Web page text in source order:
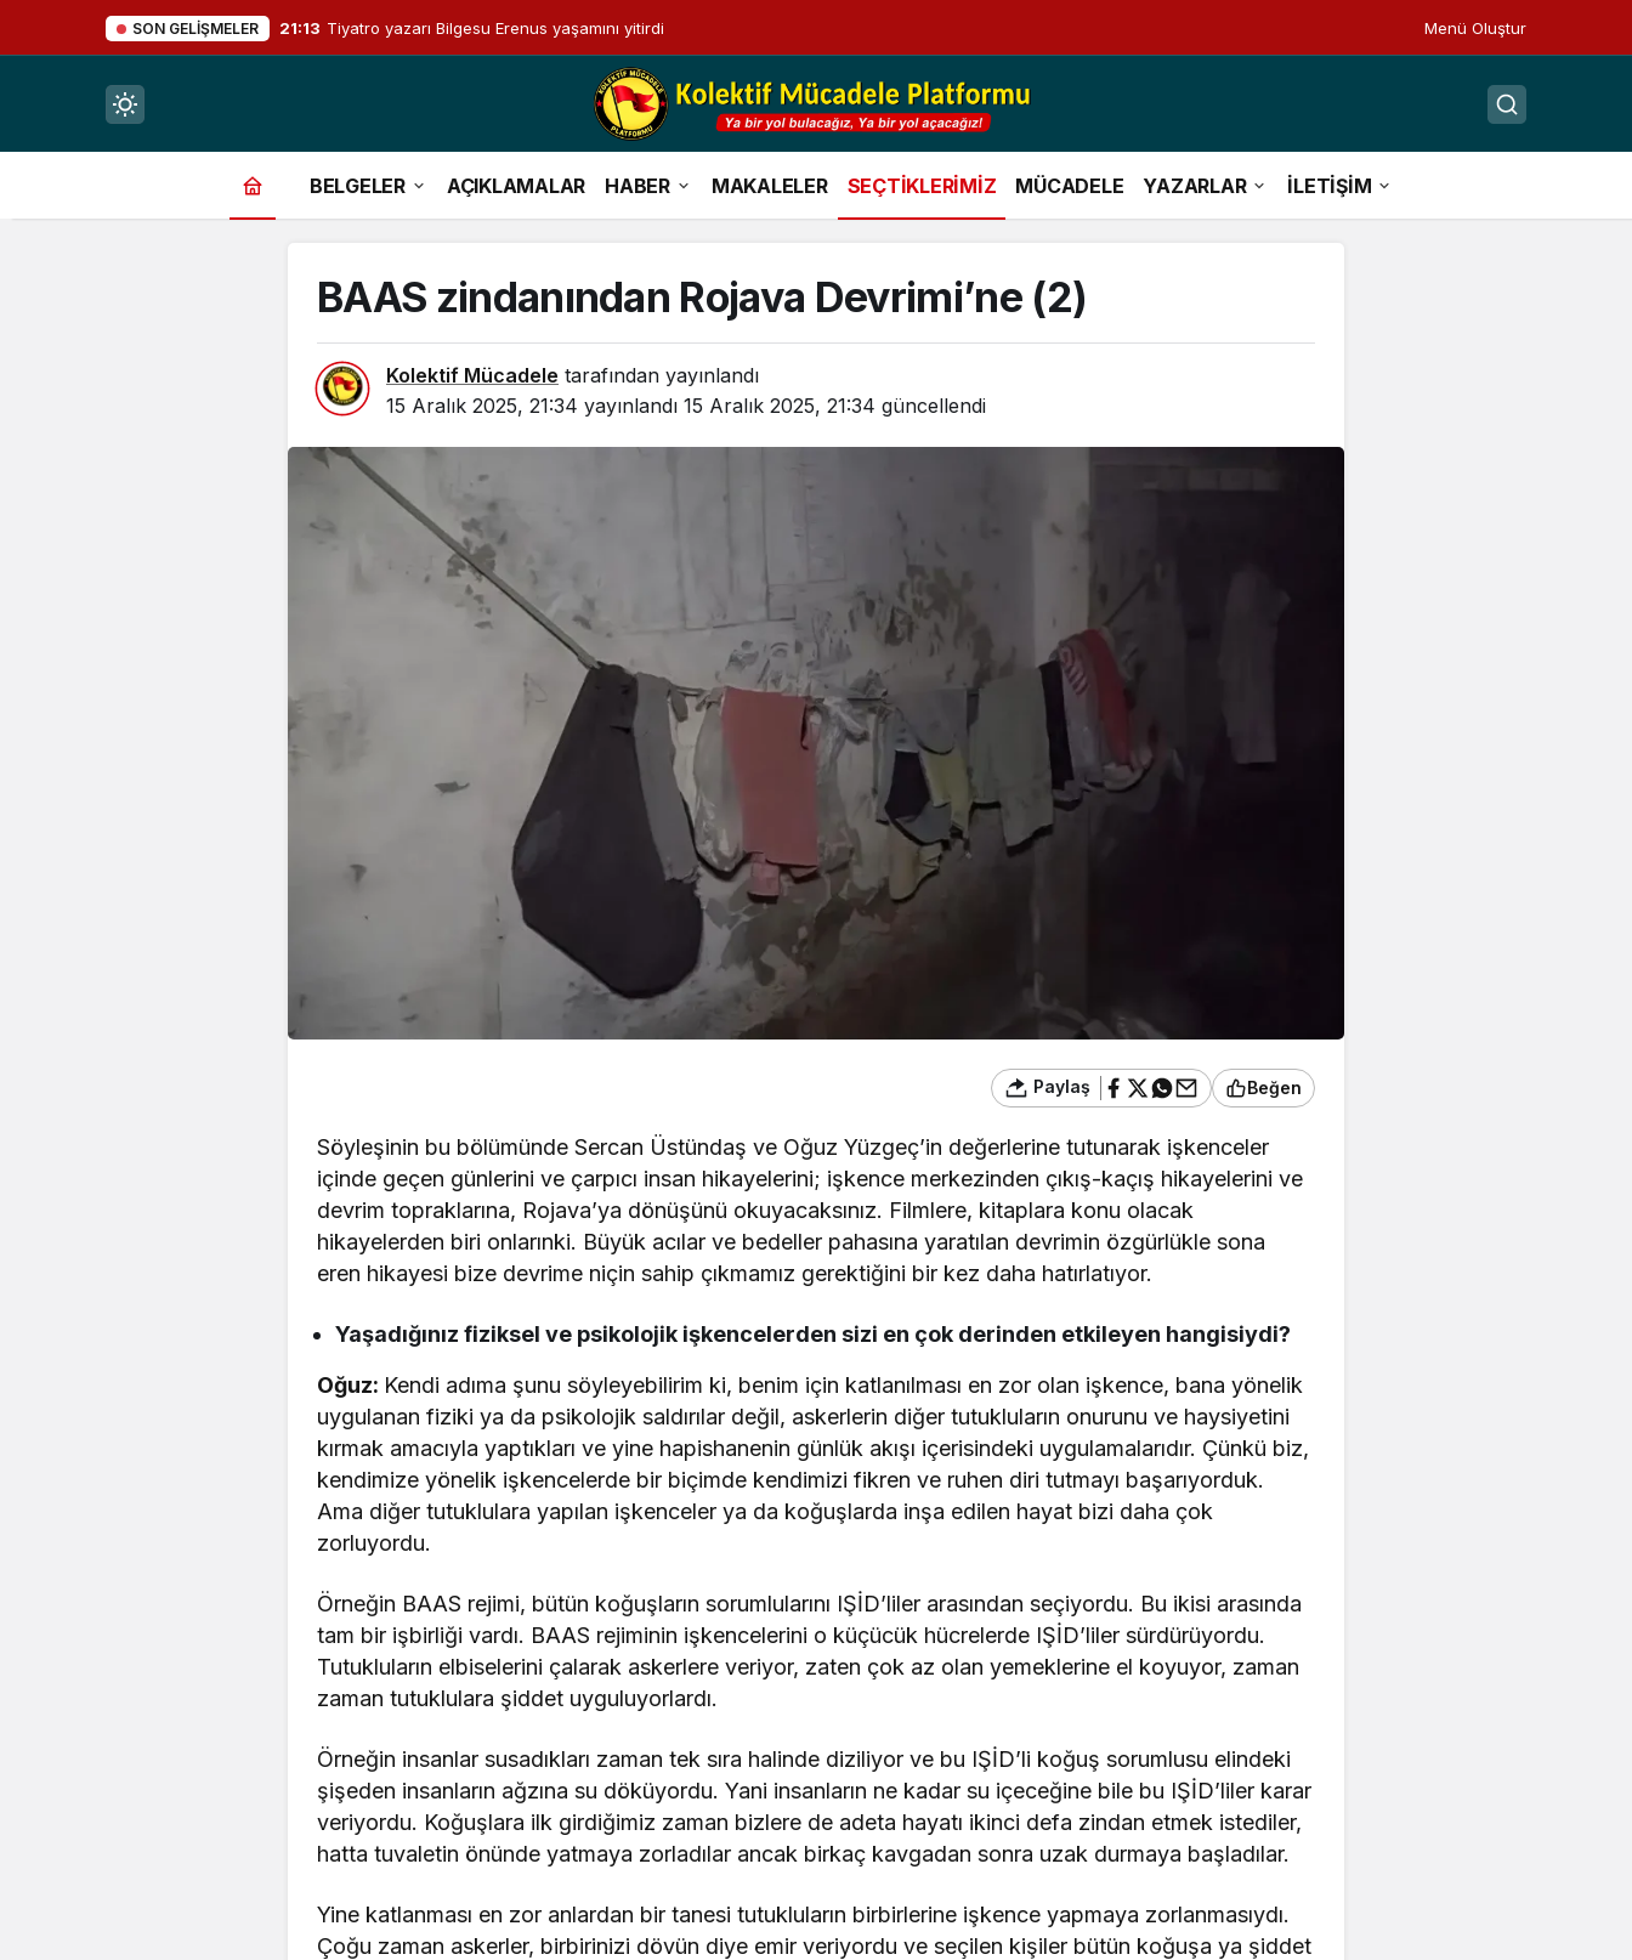
SON GELIŞMELER 21:13 Tiyatro yazarı Bilgesu Erenus yaşamını yitirdi Menü Oluştur
Mod
BELGELER AÇIKLAMALAR HABER MAKALELER SEÇTİKLERİMİZ MÜCADELE YAZARLAR İLETİŞİM
BAAS zindanından Rojava Devrimi’ne (2)
Kolektif Mücadele tarafından yayınlandı
15 Aralık 2025, 21:34 yayınlandı 15 Aralık 2025, 21:34 güncellendi
Paylaş Beğen
Söyleşinin bu bölümünde Sercan Üstündaş ve Oğuz Yüzgeç’in değerlerine tutunarak işkenceler
içinde geçen günlerini ve çarpıcı insan hikayelerini; işkence merkezinden çıkış-kaçış hikayelerini ve
devrim topraklarına, Rojava’ya dönüşünü okuyacaksınız. Filmlere, kitaplara konu olacak
hikayelerden biri onlarınki. Büyük acılar ve bedeller pahasına yaratılan devrimin özgürlükle sona
eren hikayesi bize devrime niçin sahip çıkmamız gerektiğini bir kez daha hatırlatıyor.
Yaşadığınız fiziksel ve psikolojik işkencelerden sizi en çok derinden etkileyen hangisiydi?
Oğuz: Kendi adıma şunu söyleyebilirim ki, benim için katlanılması en zor olan işkence, bana yönelik
uygulanan fiziki ya da psikolojik saldırılar değil, askerlerin diğer tutukluların onurunu ve haysiyetini
kırmak amacıyla yaptıkları ve yine hapishanenin günlük akışı içerisindeki uygulamalarıdır. Çünkü biz,
kendimize yönelik işkencelerde bir biçimde kendimizi fikren ve ruhen diri tutmayı başarıyorduk.
Ama diğer tutuklulara yapılan işkenceler ya da koğuşlarda inşa edilen hayat bizi daha çok
zorluyordu.
Örneğin BAAS rejimi, bütün koğuşların sorumlularını IŞİD’liler arasından seçiyordu. Bu ikisi arasında
tam bir işbirliği vardı. BAAS rejiminin işkencelerini o küçücük hücrelerde IŞİD’liler sürdürüyordu.
Tutukluların elbiselerini çalarak askerlere veriyor, zaten çok az olan yemeklerine el koyuyor, zaman
zaman tutuklulara şiddet uyguluyorlardı.
Örneğin insanlar susadıkları zaman tek sıra halinde diziliyor ve bu IŞİD’li koğuş sorumlusu elindeki
şişeden insanların ağzına su döküyordu. Yani insanların ne kadar su içeceğine bile bu IŞİD’liler karar
veriyordu. Koğuşlara ilk girdiğimiz zaman bizlere de adeta hayatı ikinci defa zindan etmek istediler,
hatta tuvaletin önünde yatmaya zorladılar ancak birkaç kavgadan sonra uzak durmaya başladılar.
Yine katlanması en zor anlardan bir tanesi tutukluların birbirlerine işkence yapmaya zorlanmasıydı.
Çoğu zaman askerler, birbirinizi dövün diye emir veriyordu ve seçilen kişiler bütün koğuşa ya şiddet